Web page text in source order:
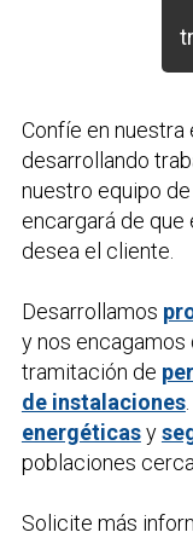
Confíe en
desarrollando
nuestro equipo de
encargará de
desea el cliente.
Desarrollamos
y nos encagamos
tramitación de
de instalaciones
energéticasy
poblaciones
Solicite más